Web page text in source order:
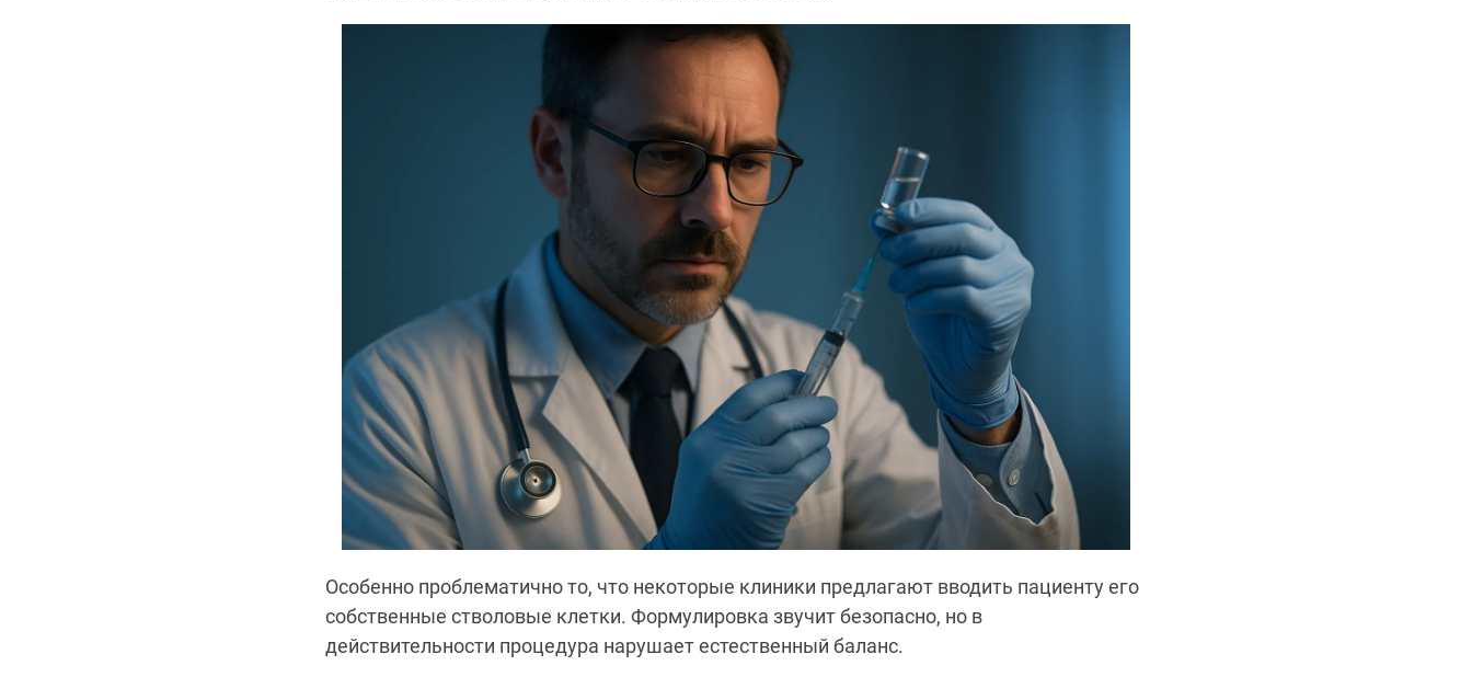
Особенно проблематично то, что некоторые клиники предлагают вводить пациенту его
собственные стволовые клетки. Формулировка звучит безопасно, но в
действительности процедура нарушает естественный баланс.